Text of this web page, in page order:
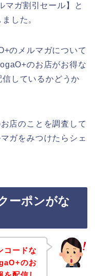
マガ割引セール】と
した。
のメルマガについて
のお店がお得な
しているかどうか
店のことを調査して
ガをみつけたらシェ
ーポンがな
コードな
のお